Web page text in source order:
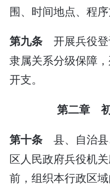
围、时间地点、程序
第九条开展兵役
隶属关系分级保障
开支。
第二章
第十条县、自治
区人民政府兵役机
前，组织本行政区